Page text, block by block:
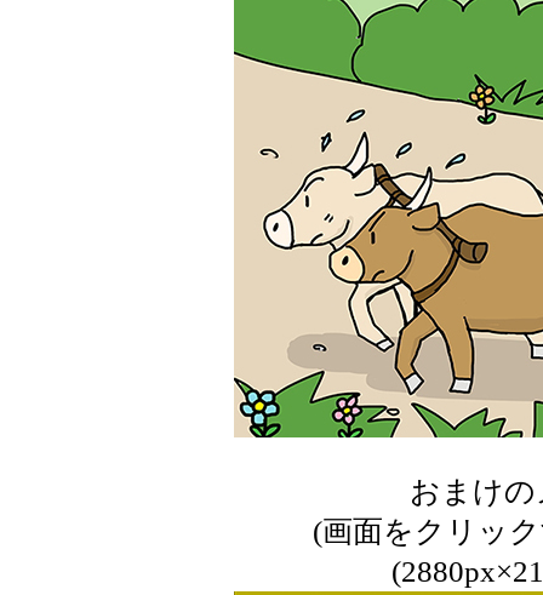
おまけ
(画面をクリッ